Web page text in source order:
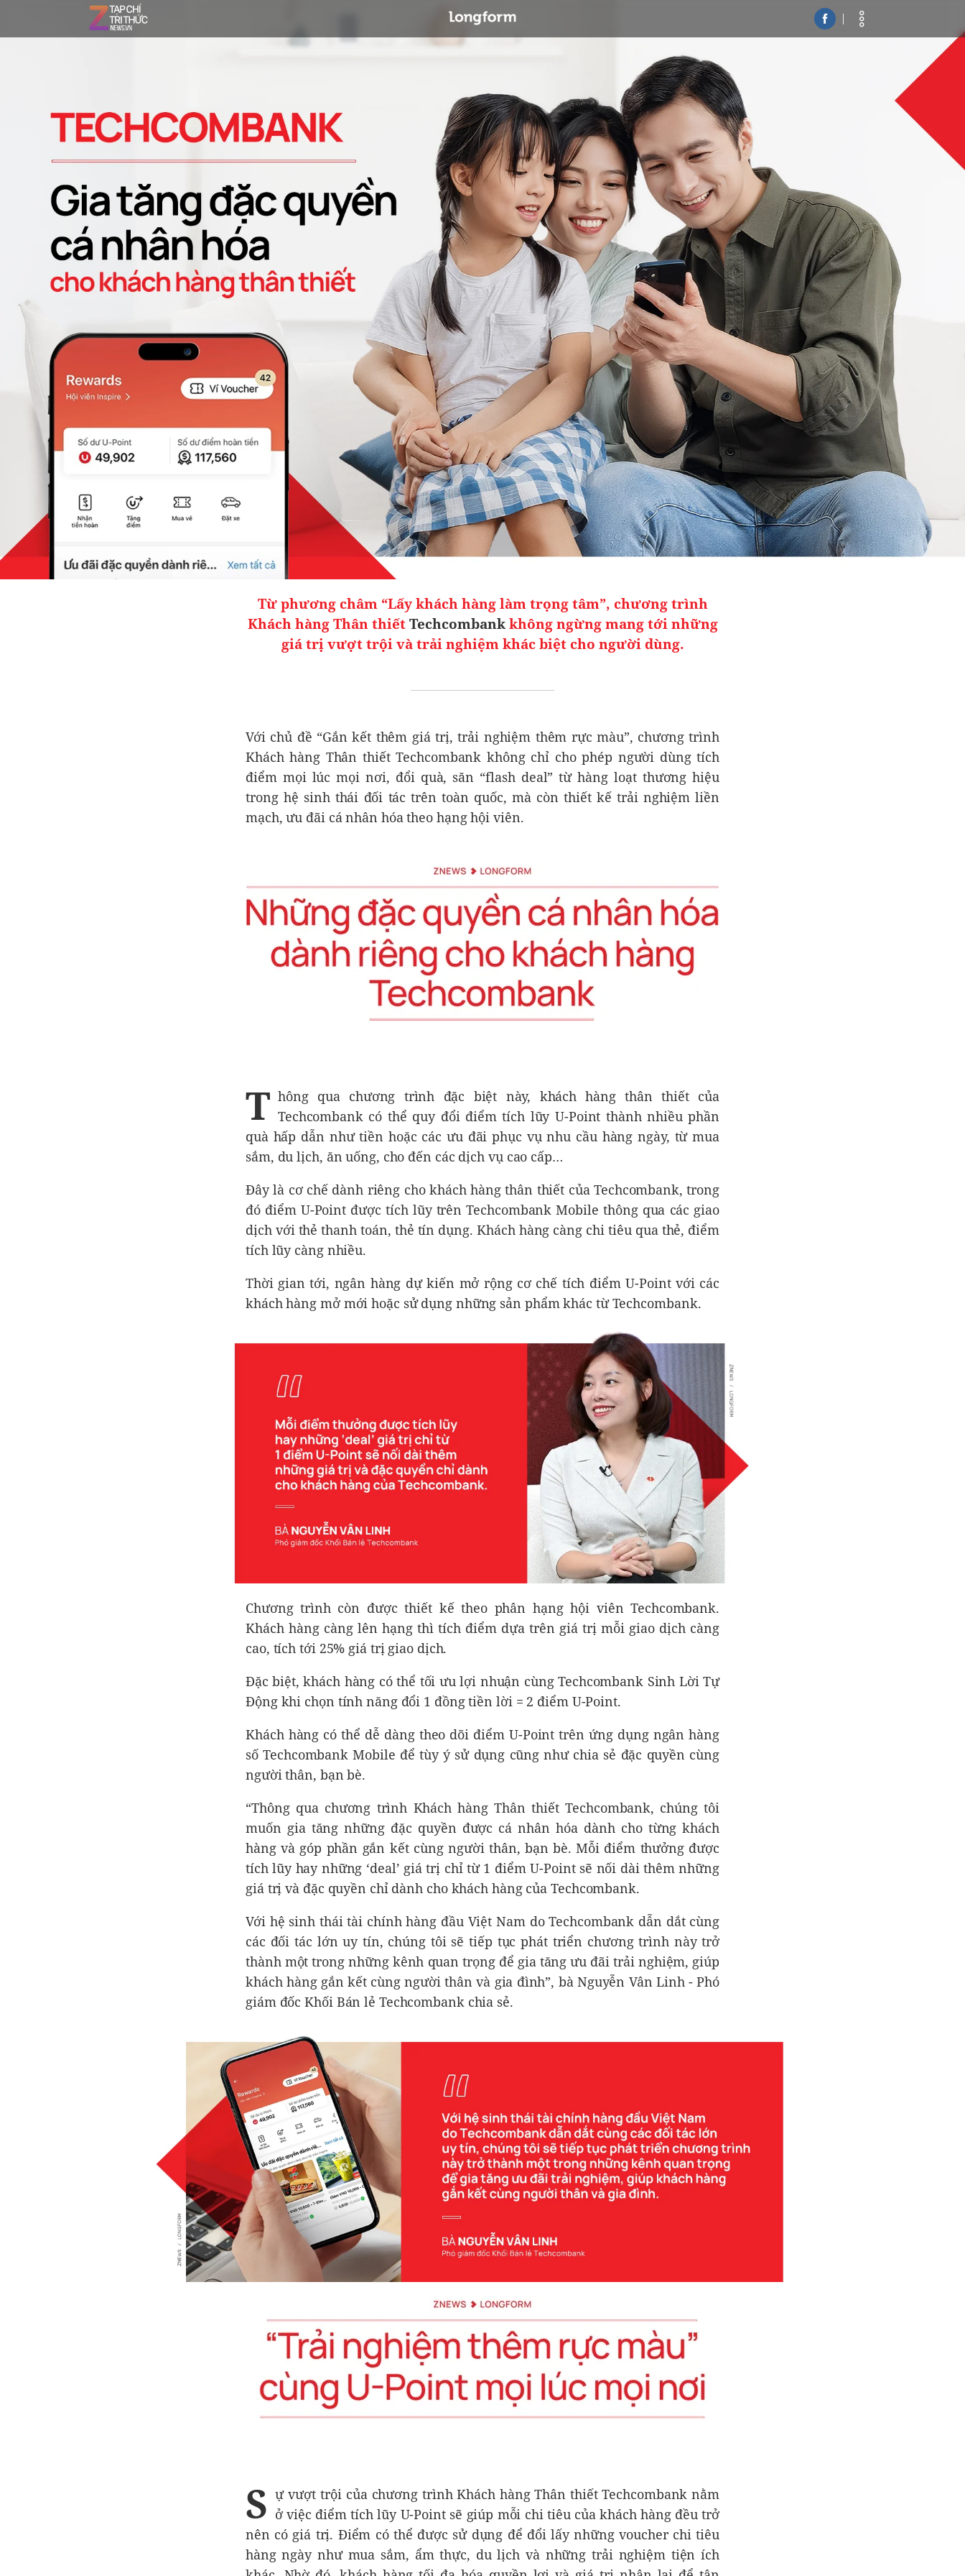
Từ phương châm “Lấy khách hàng làm trọng tâm”, chương trình
Khách hàng Thân thiếtTechcombankkhông ngừng mang tới những
giá trị vượt trội và trải nghiệm khác biệt cho người dùng.
Với chủ đề “Gắn kết thêm giá trị, trải nghiệm thêm rực màu”, chương trình
Khách hàng Thân thiết Techcombank không chỉ cho phép người dùng tích
điểm mọi lúc mọi nơi, đổi quà, săn “flash deal” từ hàng loạt thương hiệu
trong hệ sinh thái đối tác trên toàn quốc, mà còn thiết kế trải nghiệm liền
mạch, ưu đãi cá nhân hóa theo hạng hội viên.
T hông qua chương trình đặc biệt này, khách hàng thân thiết của
Techcombank có thể quy đổi điểm tích lũy U-Point thành nhiều phần
quà hấp dẫn như tiền hoặc các ưu đãi phục vụ nhu cầu hàng ngày, từ mua
sắm, du lịch, ăn uống, cho đến các dịch vụ cao cấp…
Đây là cơ chế dành riêng cho khách hàng thân thiết của Techcombank, trong
đó điểm U-Point được tích lũy trên Techcombank Mobile thông qua các giao
dịch với thẻ thanh toán, thẻ tín dụng. Khách hàng càng chi tiêu qua thẻ, điểm
tích lũy càng nhiều.
Thời gian tới, ngân hàng dự kiến mở rộng cơ chế tích điểm U-Point với các
khách hàng mở mới hoặc sử dụng những sản phẩm khác từ Techcombank.
Chương trình còn được thiết kế theo phân hạng hội viên Techcombank.
Khách hàng càng lên hạng thì tích điểm dựa trên giá trị mỗi giao dịch càng
cao, tích tới 25% giá trị giao dịch.
Đặc biệt, khách hàng có thể tối ưu lợi nhuận cùng Techcombank Sinh Lời Tự
Động khi chọn tính năng đổi 1 đồng tiền lời = 2 điểm U-Point.
Khách hàng có thể dễ dàng theo dõi điểm U-Point trên ứng dụng ngân hàng
số Techcombank Mobile để tùy ý sử dụng cũng như chia sẻ đặc quyền cùng
người thân, bạn bè.
“Thông qua chương trình Khách hàng Thân thiết Techcombank, chúng tôi
muốn gia tăng những đặc quyền được cá nhân hóa dành cho từng khách
hàng và góp phần gắn kết cùng người thân, bạn bè. Mỗi điểm thưởng được
tích lũy hay những ‘deal’ giá trị chỉ từ 1 điểm U-Point sẽ nối dài thêm những
giá trị và đặc quyền chỉ dành cho khách hàng của Techcombank.
Với hệ sinh thái tài chính hàng đầu Việt Nam do Techcombank dẫn dắt cùng
các đối tác lớn uy tín, chúng tôi sẽ tiếp tục phát triển chương trình này trở
thành một trong những kênh quan trọng để gia tăng ưu đãi trải nghiệm, giúp
khách hàng gắn kết cùng người thân và gia đình”, bà Nguyễn Vân Linh - Phó
giám đốc Khối Bán lẻ Techcombank chia sẻ.
S ự vượt trội của chương trình Khách hàng Thân thiết Techcombank nằm
ở việc điểm tích lũy U-Point sẽ giúp mỗi chi tiêu của khách hàng đều trở
nên có giá trị. Điểm có thể được sử dụng để đổi lấy những voucher chi tiêu
hàng ngày như mua sắm, ẩm thực, du lịch và những trải nghiệm tiện ích